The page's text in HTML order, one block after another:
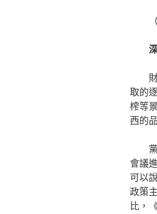
取的
榨等
西的
會議
可以
政策
比，